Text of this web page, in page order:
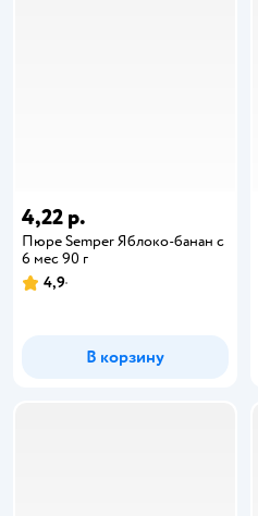
4,22 р.
Пюре Semper Яблоко-банан с
6 мес 90 г
4,9
В корзину